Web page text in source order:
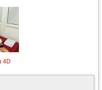
4D